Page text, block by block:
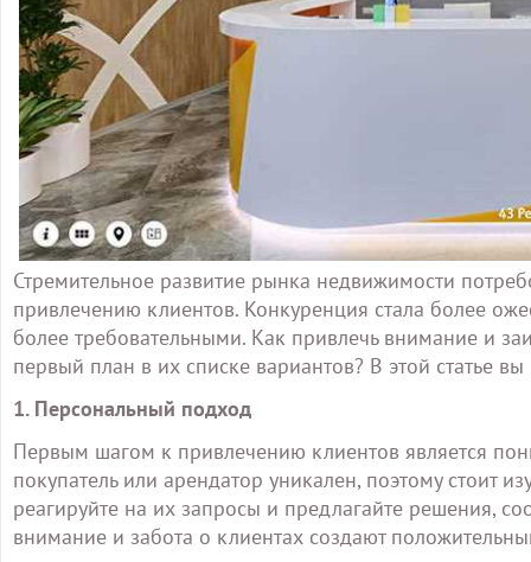
Стремительное развитие рынка недвижимости
привлечению клиентов. Конкуренция стала более
более требовательными. Как привлечь внимание и
первый план в их списке вариантов? В этой статье
1. Персональный подход
Первым шагом к привлечению клиентов является
покупатель или арендатор уникален, поэтому стоит
реагируйте на их запросы и предлагайте решения,
внимание и забота о клиентах создают